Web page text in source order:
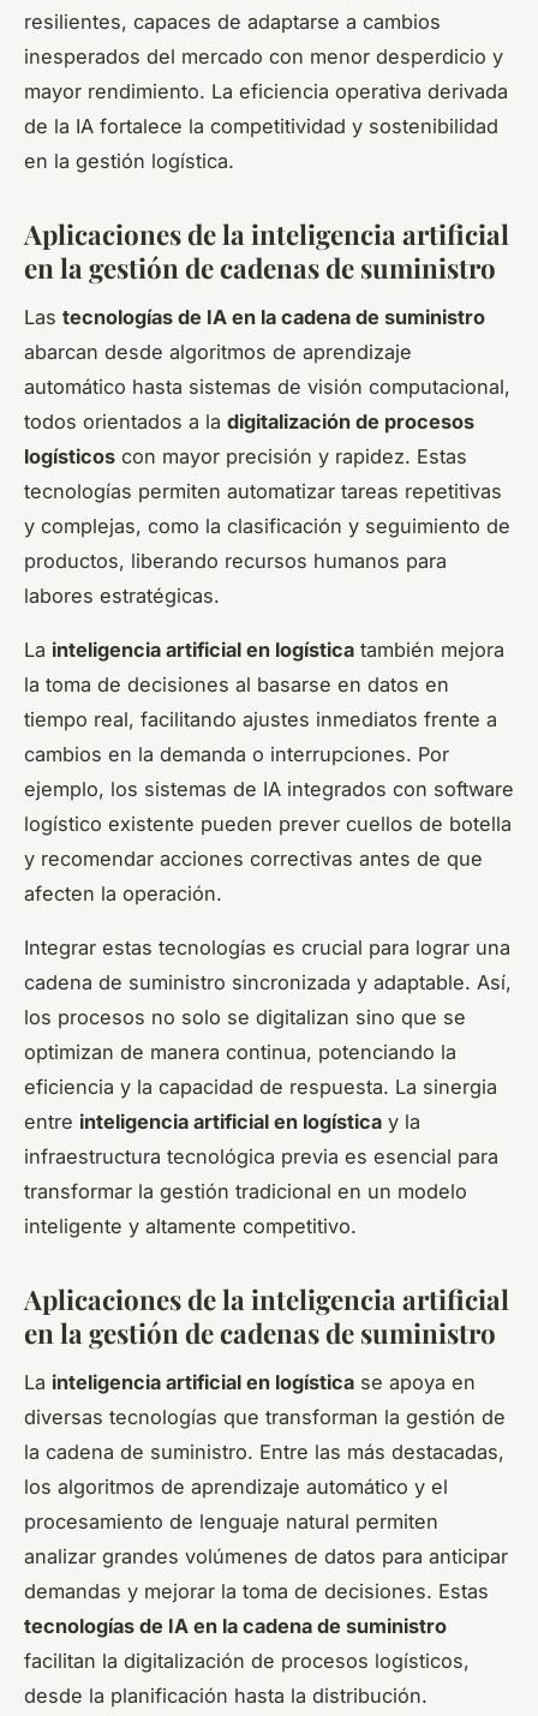
resilientes, capaces de adaptarse a cambios
inesperados del mercado con menor desperdicio y
mayor rendimiento. La eficiencia operativa derivada
de la IA fortalece la competitividad y sostenibilidad
en la gestión logística.
Aplicaciones de la inteligencia artificial
en la gestión de cadenas de suministro
Las tecnologías de IA en la cadena de suministro
abarcan desde algoritmos de aprendizaje
automático hasta sistemas de visión computacional,
todos orientados a la digitalización de procesos
logísticos con mayor precisión y rapidez. Estas
tecnologías permiten automatizar tareas repetitivas
y complejas, como la clasificación y seguimiento de
productos, liberando recursos humanos para
labores estratégicas.
La inteligencia artificial en logística también mejora
la toma de decisiones al basarse en datos en
tiempo real, facilitando ajustes inmediatos frente a
cambios en la demanda o interrupciones. Por
ejemplo, los sistemas de IA integrados con software
logístico existente pueden prever cuellos de botella
y recomendar acciones correctivas antes de que
afecten la operación.
Integrar estas tecnologías es crucial para lograr una
cadena de suministro sincronizada y adaptable. Así,
los procesos no solo se digitalizan sino que se
optimizan de manera continua, potenciando la
eficiencia y la capacidad de respuesta. La sinergia
entre inteligencia artificial en logística y la
infraestructura tecnológica previa es esencial para
transformar la gestión tradicional en un modelo
inteligente y altamente competitivo.
Aplicaciones de la inteligencia artificial
en la gestión de cadenas de suministro
La inteligencia artificial en logística se apoya en
diversas tecnologías que transforman la gestión de
la cadena de suministro. Entre las más destacadas,
los algoritmos de aprendizaje automático y el
procesamiento de lenguaje natural permiten
analizar grandes volúmenes de datos para anticipar
demandas y mejorar la toma de decisiones. Estas
tecnologías de IA en la cadena de suministro
facilitan la digitalización de procesos logísticos,
desde la planificación hasta la distribución.